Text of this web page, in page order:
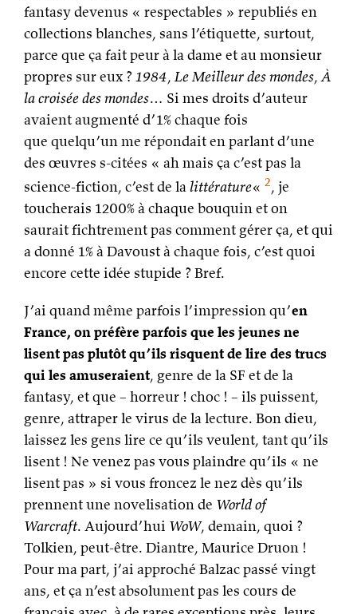
fantasy devenus « respectables » republiés en
collections blanches, sans l’étiquette, surtout,
parce que ça fait peur à la dame et au monsieur
propres sur eux ? 1984, Le Meilleur des mondes,À
la croisée des mondes… Si mes droits d’auteur
avaient augmenté d’1% chaque fois
que quelqu’un me répondait en parlant d’une
des œuvres s-citées « ah mais ça c’est pas la
science-fiction, c’est de la littérature« 2, je
toucherais 1200% à chaque bouquin et on
saurait fichtrement pas comment gérer ça, et qui
a donné 1% à Davoust à chaque fois, c’est quoi
encore cette idée stupide ? Bref.
J’ai quand même parfois l’impression qu’en
France, on préfère parfois que les jeunes ne
lisent pas plutôt qu’ils risquent de lire des trucs
qui les amuseraient, genre de la SF et de la
fantasy, et que – horreur ! choc ! – ils puissent,
genre, attraper le virus de la lecture. Bon dieu,
laissez les gens lire ce qu’ils veulent, tant qu’ils
lisent ! Ne venez pas vous plaindre qu’ils « ne
lisent pas » si vous froncez le nez dès qu’ils
prennent une novelisation de World of
Warcraft. Aujourd’hui WoW, demain, quoi ?
Tolkien, peut-être. Diantre, Maurice Druon !
Pour ma part, j’ai approché Balzac passé vingt
ans, et ça n’est absolument pas les cours de